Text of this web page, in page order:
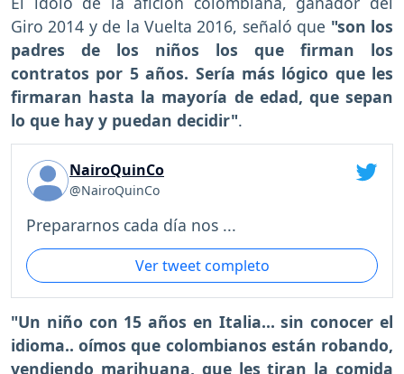
Giro 2014 y de la Vuelta 2016, señaló que "son los
padres de los niños los que firman los
contratos por 5 años. Sería más lógico que les
firmaran hasta la mayoría de edad, que sepan
lo que hay y puedan decidir".
NairoQuinCo
@NairoQuinCo
Prepararnos cada día nos ...
Ver tweet completo
"Un niño con 15 años en Italia... sin conocer el
idioma.. oímos que colombianos están robando,
vendiendo marihuana, que les tiran la comida